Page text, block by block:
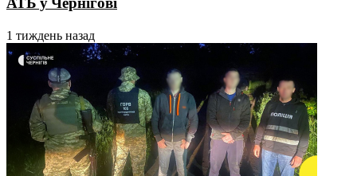
1 тиждень назад